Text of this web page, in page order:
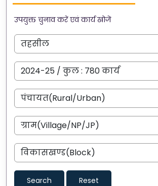
उपयुक्त चुनाव करें एवं कार्य खोजें
Search Reset